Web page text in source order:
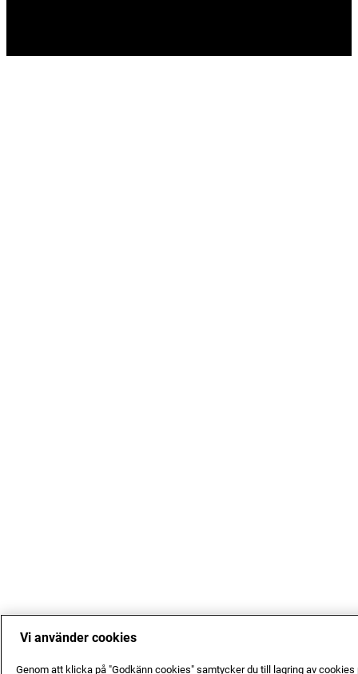
Vi använder cookies
Genom att klicka på "Godkänn cookies" samtycker du till lagring av